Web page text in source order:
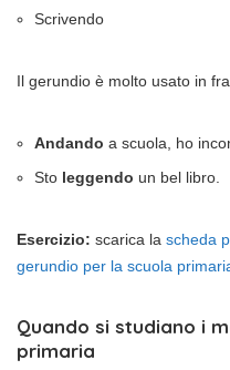
Scrivendo
Il gerundio è molto usato in
Andando a scuola, ho
Sto leggendo un bel libro.
Esercizio: scarica la scheda
gerundio per la scuola
Quando si studiano i
primaria